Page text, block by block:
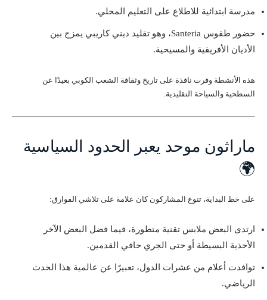
مدرسة ابتدائية للاطلاع على التعليم المحلي.
حضور طقوس Santeria، وهو تقليد ديني كاريبي يمزج بين
الأديان الأفريقية والمسيحية.
هذه الأنشطة وفرت نافذة على تاريخ وثقافة الشعب الكوبي بعيدًا عن
السطحية والسياحة التقليدية.
ماراثون موحد يعبر الحدود السياسية
🌍
على خط البداية، تنوع المشاركون كان علامة على تلاشي الفوارق:
ارتدى البعض ملابس تقنية متطورة، فيما فضل البعض الآخر
الأحذية البسيطة أو حتى الجري حافي القدمين.
توافدت أعلام من عشرات الدول، تعبيرًا عن عالمية هذا الحدث
الرياضي.